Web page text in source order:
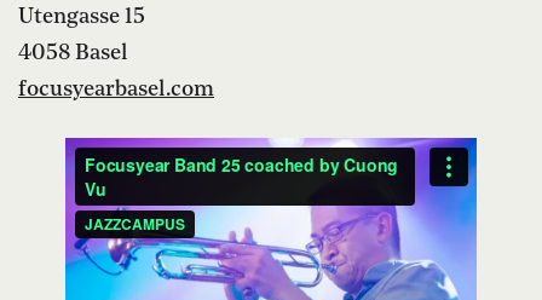
Utengasse 15
4058 Basel
focusyearbasel.com